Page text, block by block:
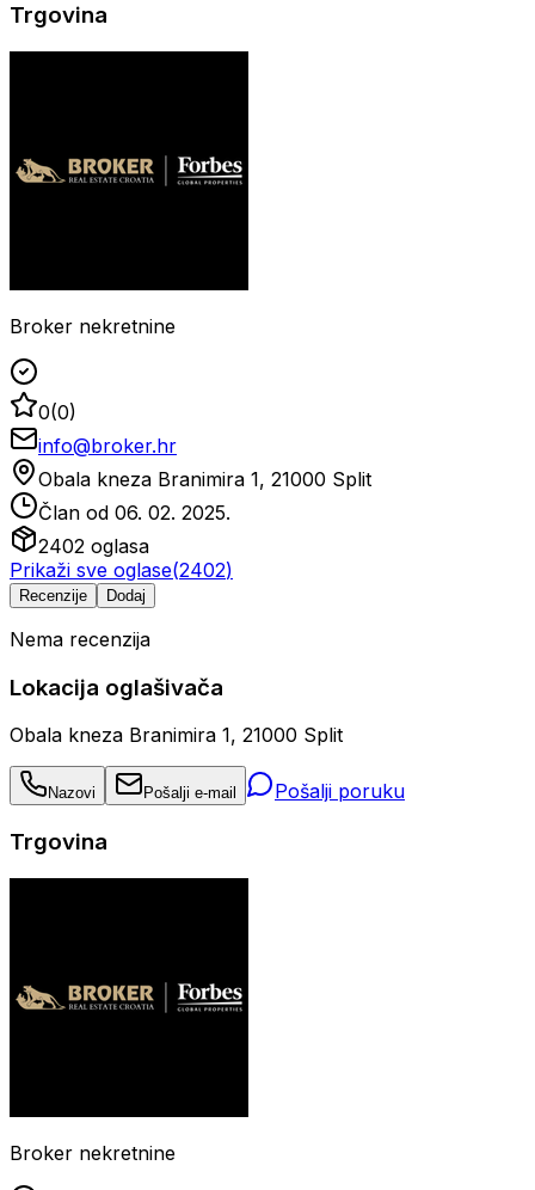
Trgovina
Broker nekretnine
0(0)
info@broker.hr
Obala kneza Branimira 1, 21000 Split
Član od 06. 02. 2025.
2402 oglasa
Prikaži sve oglase(2402)
Recenzije Dodaj
Nema recenzija
Lokacija oglašivača
Obala kneza Branimira 1, 21000 Split
Nazovi Pošalji e-mail Pošalji poruku
Trgovina
Broker nekretnine